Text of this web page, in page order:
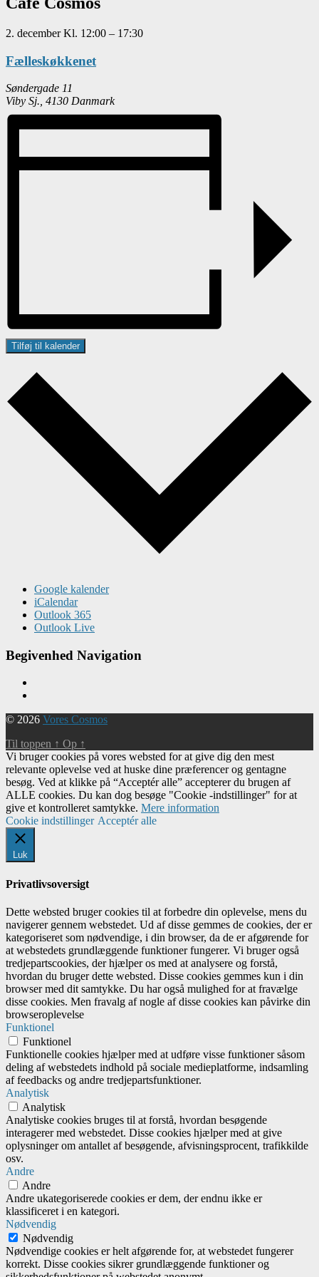
2. decemberKl. 12:00 – 17:30
Fælleskøkkenet
Søndergade 11
Viby Sj. 4130 Danmark
Tilføj til kalender
Google kalender
iCalendar
Outlook 365
Outlook Live
Begivenhed Navigation
© 2026 Vores Cosmos
Til toppen ↑ Op ↑
Vi bruger cookies på vores websted for at give dig den mest
relevante oplevelse ved at huske dine præferencer og gentagne
besøg. Ved at klikke på “Acceptér alle” accepterer du brugen af ​​
ALLE cookies. Du kan dog besøge "Cookie -indstillinger" for at
give et kontrolleret samtykke. Mere information
Cookie indstillinger Acceptér alle
Luk
Privatlivsoversigt
Dette websted bruger cookies til at forbedre din oplevelse, mens du
navigerer gennem webstedet. Ud af disse gemmes de cookies, der er
kategoriseret som nødvendige, i din browser, da de er afgørende for
at webstedets grundlæggende funktioner fungerer. Vi bruger også
tredjepartscookies, der hjælper os med at analysere og forstå,
hvordan du bruger dette websted. Disse cookies gemmes kun i din
browser med dit samtykke. Du har også mulighed for at fravælge
disse cookies. Men fravalg af nogle af disse cookies kan påvirke din
browseroplevelse
Funktionel
Funktionel
Funktionelle cookies hjælper med at udføre visse funktioner såsom
deling af webstedets indhold på sociale medieplatforme, indsamling
af feedbacks og andre tredjepartsfunktioner.
Analytisk
Analytisk
Analytiske cookies bruges til at forstå, hvordan besøgende
interagerer med webstedet. Disse cookies hjælper med at give
oplysninger om antallet af besøgende, afvisningsprocent, trafikkilde
osv.
Andre
Andre
Andre ukategoriserede cookies er dem, der endnu ikke er
klassificeret i en kategori.
Nødvendig
Nødvendig
Nødvendige cookies er helt afgørende for, at webstedet fungerer
korrekt. Disse cookies sikrer grundlæggende funktioner og